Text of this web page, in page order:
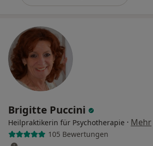
Brigitte Puccini
Heilpraktikerin für Psychotherapie · Mehr
105 Bewertungen